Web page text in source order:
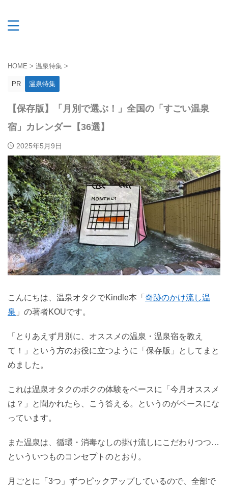
HOME > 温泉特集 >
PR 温泉特集
【保存版】「月別で選ぶ！」全国の「すごい温泉
宿」カレンダー【36選】
2025年5月9日
こんにちは、温泉オタクでKindle本「 奇跡のかけ流し温
泉 」の著者KOUです。
「とりあえず月別に、オススメの温泉・温泉宿を教え
て！」という方のお役に立つように「保存版」としてまと
めました。
これは温泉オタクのボクの体験をベースに「今月オススメ
は？」と聞かれたら、こう答える。というのがベースにな
っています。
また温泉は、循環・消毒なしの掛け流しにこだわりつつ…
といういつものコンセプトのとおり。
月ごとに「3つ」ずつピックアップしているので、全部で